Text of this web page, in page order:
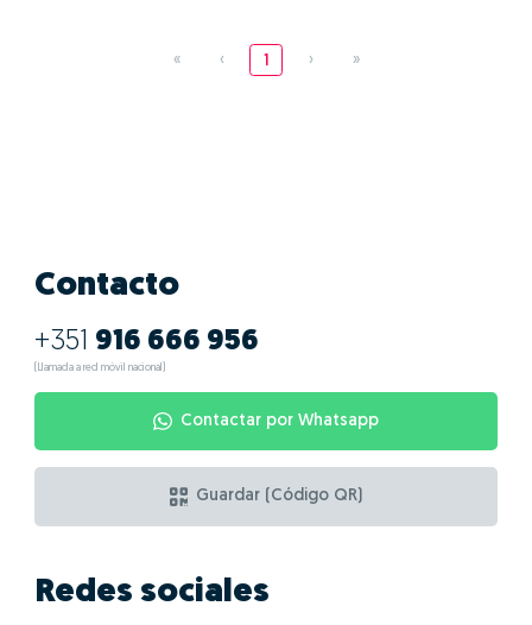
« ‹ 1 › »
Contacto
+351 916 666 956
(Llamada a red móvil nacional)
Contactar por Whatsapp
Guardar (Código QR)
Redes sociales